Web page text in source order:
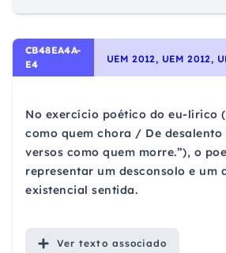
CB48EA4A-
E4
No exercício poético do eu-lírico
como quem chora / De desalento
versos como quem morre.”), o
representar um desconsolo e um
existencial sentida.
Ver texto associado